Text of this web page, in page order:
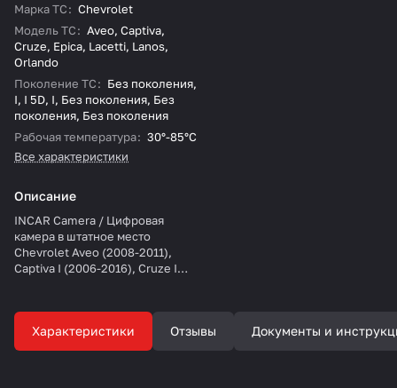
Марка ТС: Chevrolet
Модель ТС: Aveo, Captiva,
Cruze, Epica, Lacetti, Lanos,
Orlando
Поколение ТС: Без поколения,
I, I 5D, I, Без поколения, Без
поколения, Без поколения
Рабочая температура: 30°-85°С
Все характеристики
Описание
INCAR Camera / Цифровая
камера в штатное место
Chevrolet Aveo (2008-2011),
Captiva I (2006-2016), Cruze I
(2005-2009), Orlando (2010-
2015), Spark (2009+)
Характеристики Отзывы Документы и